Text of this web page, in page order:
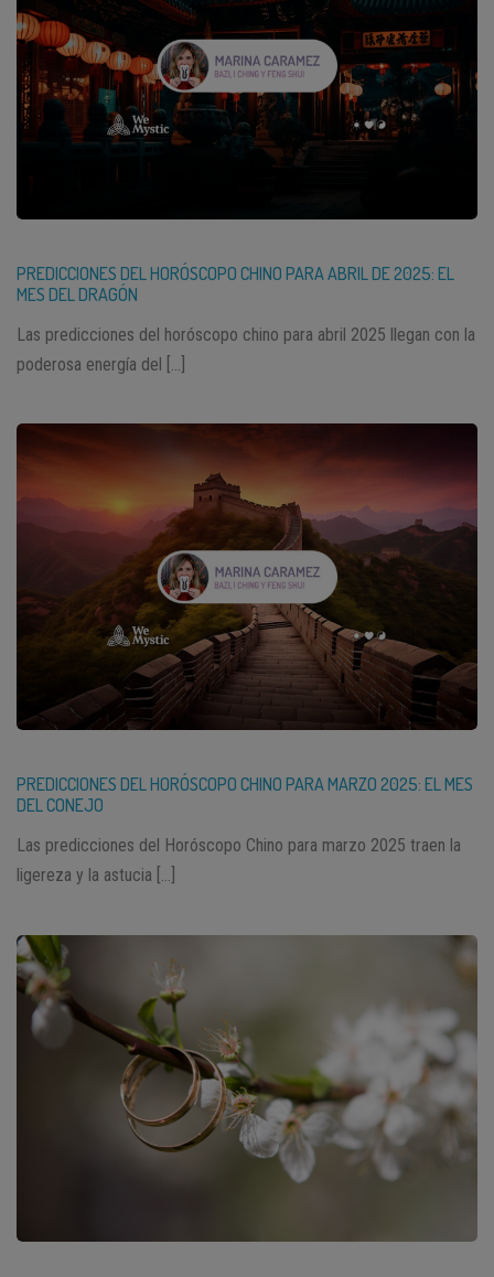
PREDICCIONES DEL HORÓSCOPO CHINO PARA ABRIL DE 2025: EL
MES DEL DRAGÓN
Las predicciones del horóscopo chino para abril 2025 llegan con la
poderosa energía del […]
PREDICCIONES DEL HORÓSCOPO CHINO PARA MARZO 2025: EL MES
DEL CONEJO
Las predicciones del Horóscopo Chino para marzo 2025 traen la
ligereza y la astucia […]